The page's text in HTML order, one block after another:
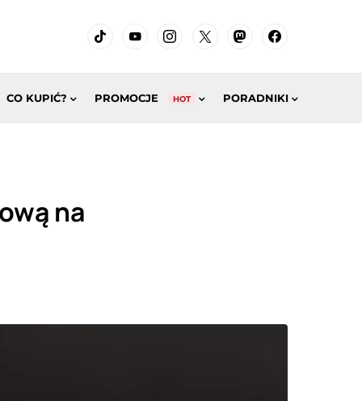
CO KUPIĆ? PROMOCJE HOT PORADNIKI
na